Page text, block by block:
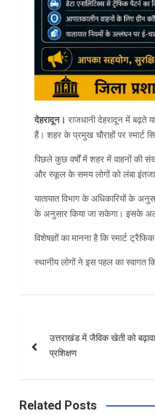
देहरादून। राजधानी देहरादून में बढ़ते
हैं। शहर के प्रमुख चौराहों पर स्मार्ट
पिछले कुछ वर्षों में शहर में वाहनों की
और स्कूल के समय लोगों को लंबा
यातायात विभाग के अधिकारियों के
के अनुसार किया जा सकेगा। इसके
विशेषज्ञों का मानना है कि स्मार्ट
स्थानीय लोगों ने इस पहल का स्वागत
navigation
उत्तराखंड में जैविक खेती को
प्रशिक्षण
Related Posts